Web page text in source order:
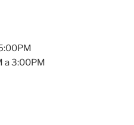
a 3:00PM